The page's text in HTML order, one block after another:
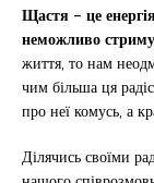
Щастя – це
неможливо
життя, то нам
чим більша ця
про неї комусь, а
Ділячись своїми